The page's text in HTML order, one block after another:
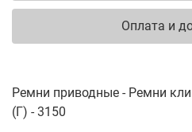
Оплата и
Ремни приводные - Ремни
(Г) - 3150